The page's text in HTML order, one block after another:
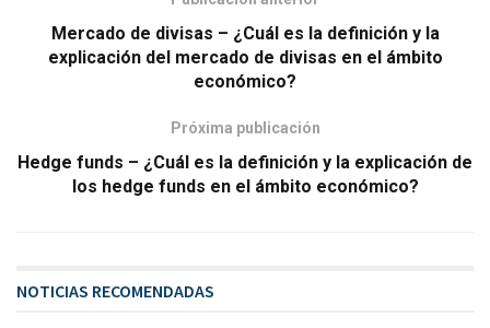
Mercado de divisas – ¿Cuál es la definición y la
explicación del mercado de divisas en el ámbito
económico?
Próxima publicación
Hedge funds – ¿Cuál es la definición y la explicación de
los hedge funds en el ámbito económico?
NOTICIAS RECOMENDADAS